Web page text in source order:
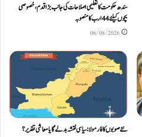
سندھ حکومت کا تعلیمی اصلاحات کی جانب بڑا قدم، خصوصی
بچوں کیلئے44 ارب کا منصوبہ
06/08/2026
نئے صوبوں کا فارمولا: سیاسی نقشہ بدلے گا یا معاشی تقدیر؟